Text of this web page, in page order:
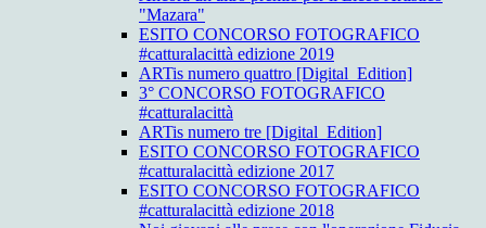
"Mazara"
ESITO CONCORSO FOTOGRAFICO
#catturalacittà edizione 2019
ARTis numero quattro [Digital_Edition]
3° CONCORSO FOTOGRAFICO
#catturalacittà
ARTis numero tre [Digital_Edition]
ESITO CONCORSO FOTOGRAFICO
#catturalacittà edizione 2017
ESITO CONCORSO FOTOGRAFICO
#catturalacittà edizione 2018